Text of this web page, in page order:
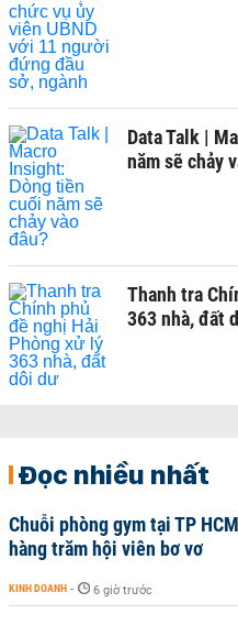
Data Talk |
năm sẽ chảy
Thanh tra
363 nhà, đất
Đọc nhiều nhất
Chuỗi phòng gym tại TP
hàng trăm hội viên bơ vơ
KINH DOANH - 6 giờ trước